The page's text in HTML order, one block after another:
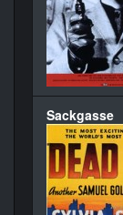
Sackgasse